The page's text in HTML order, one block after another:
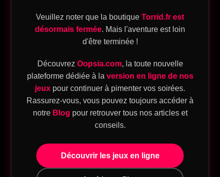
intensifie chaque toucher.
Le jeu des températures: glaçon sur la
peau, souffle chaud dans le cou.
Les zones oubliées
: le creux des reins,
l’intérieur des poignets, la nuque…
Les couples les plus complices le savent :
plus on ralentit, plus on ressent. Le plaisir
vient souvent du contraste, pas de la vitesse.
Veuillez noter que la boutique Torrid.fr est
désormais fermée. Mais l'aventure est loin
d'être terminée !
Découvrez Oopsia.com, la toute nouvelle
plateforme dédiée à la version en ligne de nos
jeux pour continuer à pimenter vos soirées.
Rassurez-vous, vous pouvez toujours accéder à
notre Blog pour retrouver tous nos articles et
conseils.
Découvrir les jeux en ligne